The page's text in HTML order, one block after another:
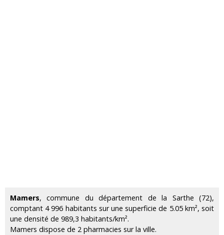
Mamers, commune du département de la Sarthe (72),
comptant 4 996 habitants sur une superficie de 5.05 km², soit
une densité de 989,3 habitants/km².
Mamers dispose de 2 pharmacies sur la ville.